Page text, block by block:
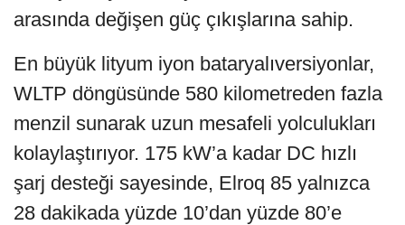
arasında değişen güç çıkışlarına sahip.
En büyük lityum iyon bataryalıversiyonlar,
WLTP döngüsünde 580 kilometreden fazla
menzil sunarak uzun mesafeli yolculukları
kolaylaştırıyor. 175 kW’a kadar DC hızlı
şarj desteği sayesinde, Elroq 85 yalnızca
28 dakikada yüzde 10’dan yüzde 80’e